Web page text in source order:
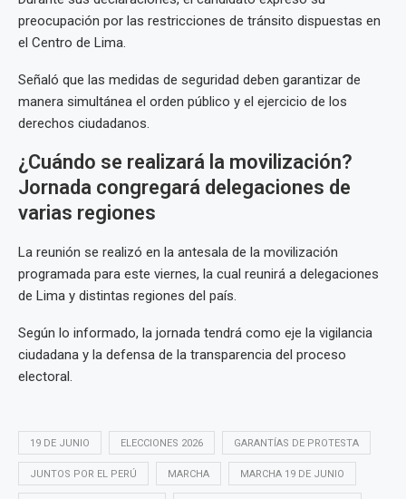
preocupación por las restricciones de tránsito dispuestas en
el Centro de Lima.
Señaló que las medidas de seguridad deben garantizar de
manera simultánea el orden público y el ejercicio de los
derechos ciudadanos.
¿Cuándo se realizará la movilización?
Jornada congregará delegaciones de
varias regiones
La reunión se realizó en la antesala de la movilización
programada para este viernes, la cual reunirá a delegaciones
de Lima y distintas regiones del país.
Según lo informado, la jornada tendrá como eje la vigilancia
ciudadana y la defensa de la transparencia del proceso
electoral.
19 DE JUNIO ELECCIONES 2026 GARANTÍAS DE PROTESTA
JUNTOS POR EL PERÚ MARCHA MARCHA 19 DE JUNIO